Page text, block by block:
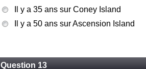
Il y a 35 ans sur Coney Island
Il y a 50 ans sur Ascension Island
Question 13